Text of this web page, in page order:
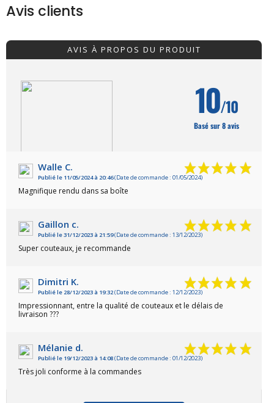
Avis clients
AVIS À PROPOS DU PRODUIT
VOIR L'ATTESTATION
10/10
Basé sur 8 avis
Walle C.
Publié le 11/05/2024 à 20:46(Date de commande : 01/05/2024)
Magnifique rendu dans sa boîte
Gaillon c.
Publié le 31/12/2023 à 21:59(Date de commande : 13/12/2023)
Super couteaux, je recommande
Dimitri K.
Publié le 28/12/2023 à 19:32(Date de commande : 12/12/2023)
Impressionnant, entre la qualité de couteaux et le délais de
livraison ???
Mélanie d.
Publié le 19/12/2023 à 14:08(Date de commande : 01/12/2023)
Très joli conforme à la commandes